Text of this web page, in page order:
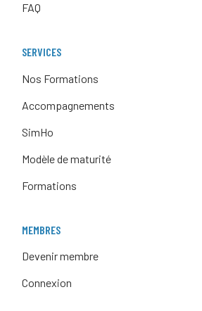
FAQ
SERVICES
Nos Formations
Accompagnements
SimHo
Modèle de maturité
Formations
MEMBRES
Devenir membre
Connexion